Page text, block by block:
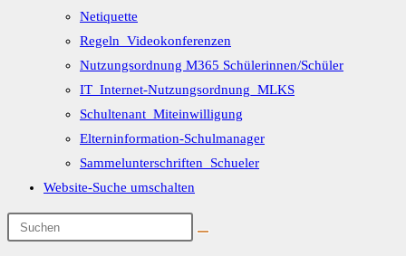
Netiquette
Regeln_Videokonferenzen
Nutzungsordnung M365 Schülerinnen/Schüler
IT_Internet-Nutzungsordnung_MLKS
Schultenant_Miteinwilligung
Elterninformation-Schulmanager
Sammelunterschriften_Schueler
Website-Suche umschalten